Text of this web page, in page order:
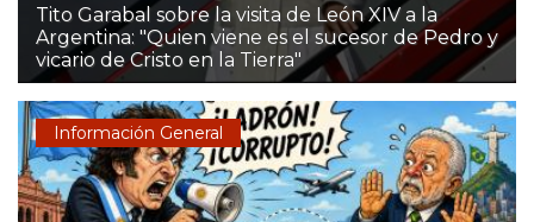
Tito Garabal sobre la visita de León XIV a la
Argentina: "Quien viene es el sucesor de Pedro y
vicario de Cristo en la Tierra"
Información General